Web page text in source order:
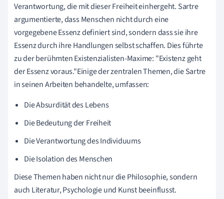
Verantwortung, die mit dieser Freiheit einhergeht. Sartre
argumentierte, dass Menschen nicht durch eine
vorgegebene Essenz definiert sind, sondern dass sie ihre
Essenz durch ihre Handlungen selbst schaffen. Dies führte
zu der berühmten Existenzialisten-Maxime: "Existenz geht
der Essenz voraus."Einige der zentralen Themen, die Sartre
in seinen Arbeiten behandelte, umfassen:
Die Absurdität des Lebens
Die Bedeutung der Freiheit
Die Verantwortung des Individuums
Die Isolation des Menschen
Diese Themen haben nicht nur die Philosophie, sondern
auch Literatur, Psychologie und Kunst beeinflusst.